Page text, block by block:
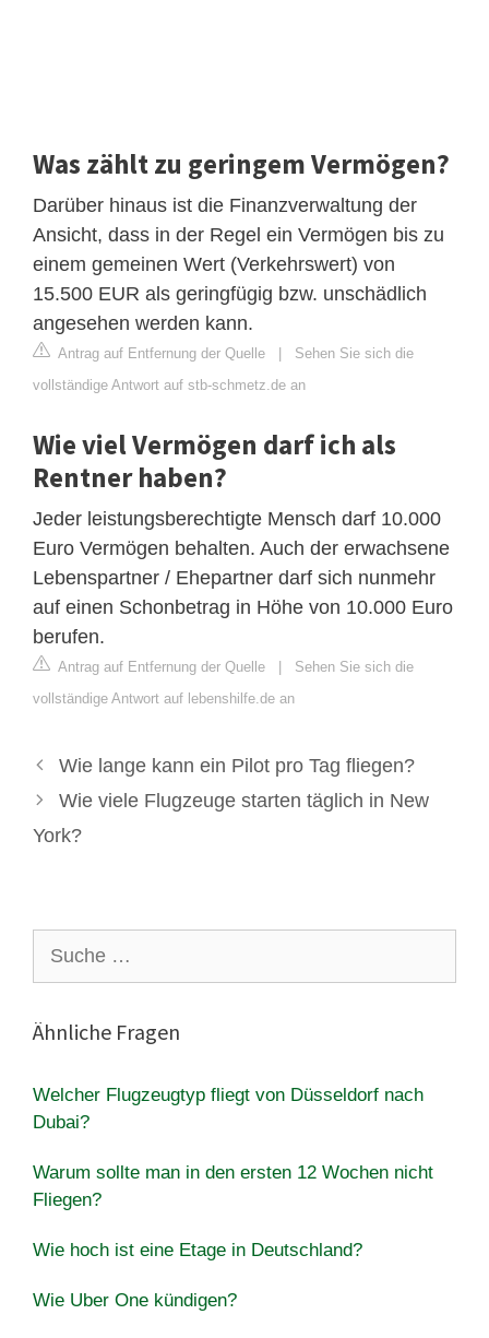
Was zählt zu geringem Vermögen?
Darüber hinaus ist die Finanzverwaltung der
Ansicht, dass in der Regel ein Vermögen bis zu
einem gemeinen Wert (Verkehrswert) von
15.500 EUR als geringfügig bzw. unschädlich
angesehen werden kann.
Antrag auf Entfernung der Quelle | Sehen Sie sich die
vollständige Antwort auf stb-schmetz.de an
Wie viel Vermögen darf ich als
Rentner haben?
Jeder leistungsberechtigte Mensch darf 10.000
Euro Vermögen behalten. Auch der erwachsene
Lebenspartner / Ehepartner darf sich nunmehr
auf einen Schonbetrag in Höhe von 10.000 Euro
berufen.
Antrag auf Entfernung der Quelle | Sehen Sie sich die
vollständige Antwort auf lebenshilfe.de an
Wie lange kann ein Pilot pro Tag fliegen?
Wie viele Flugzeuge starten täglich in New
York?
nach:
Ähnliche Fragen
Welcher Flugzeugtyp fliegt von Düsseldorf nach
Dubai?
Warum sollte man in den ersten 12 Wochen nicht
Fliegen?
Wie hoch ist eine Etage in Deutschland?
Wie Uber One kündigen?